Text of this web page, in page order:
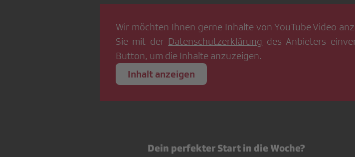
Wir möchten Ihnen gerne Inhalte von YouTube Video
Sie mit der Datenschutzerklärung des Anbieters
Button, um die Inhalte anzuzeigen.
Inhalt anzeigen
Dein perfekter Start in die Woche?